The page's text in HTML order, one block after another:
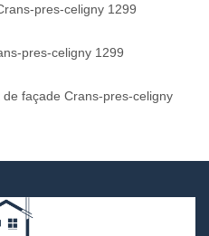
pres-celigny 1299
pres-celigny 1299
façade Crans-pres-celigny